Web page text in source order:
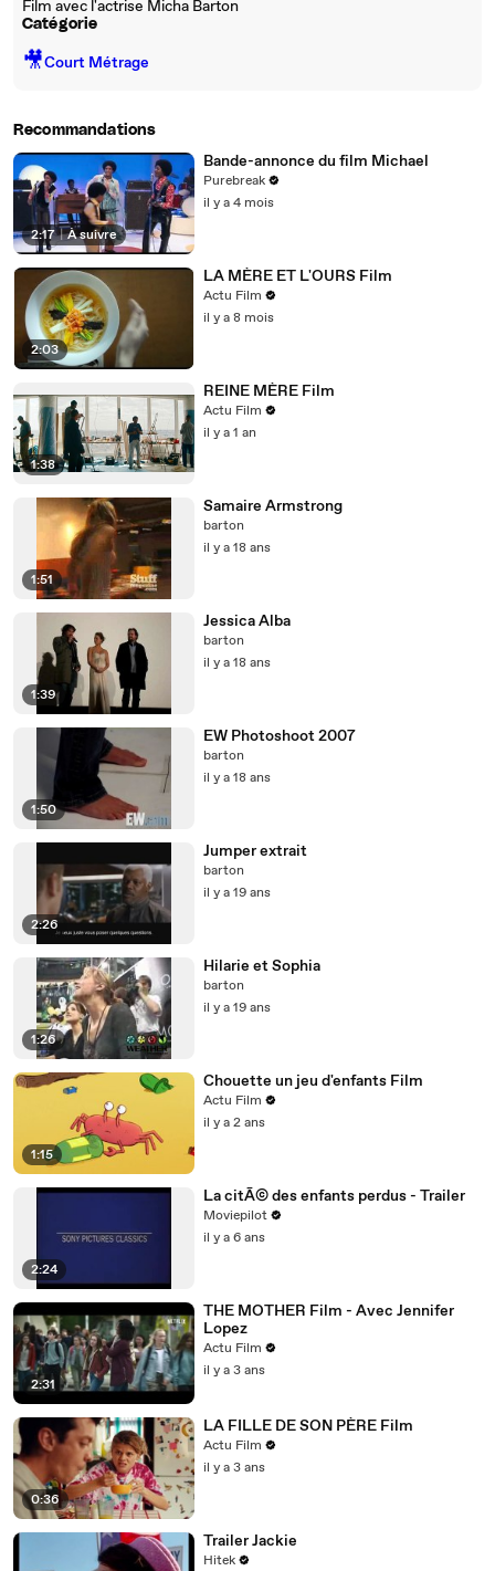
Film avec l'actrise Micha Barton
Catégorie
🎥Court Métrage
Recommandations
2:17 | À suivre
Bande-annonce du film Michael
Purebreak
il y a 4 mois
2:03
LA MÈRE ET L'OURS Film
Actu Film
il y a 8 mois
1:38
REINE MÈRE Film
Actu Film
il y a 1 an
1:51
Samaire Armstrong
barton
il y a 18 ans
1:39
Jessica Alba
barton
il y a 18 ans
1:50
EW Photoshoot 2007
barton
il y a 18 ans
2:26
Jumper extrait
barton
il y a 19 ans
1:26
Hilarie et Sophia
barton
il y a 19 ans
1:15
Chouette un jeu d'enfants Film
Actu Film
il y a 2 ans
2:24
La citÃ© des enfants perdus - Trailer
Moviepilot
il y a 6 ans
2:31
THE MOTHER Film - Avec Jennifer
Lopez
Actu Film
il y a 3 ans
0:36
LA FILLE DE SON PÈRE Film
Actu Film
il y a 3 ans
Trailer Jackie
Hitek